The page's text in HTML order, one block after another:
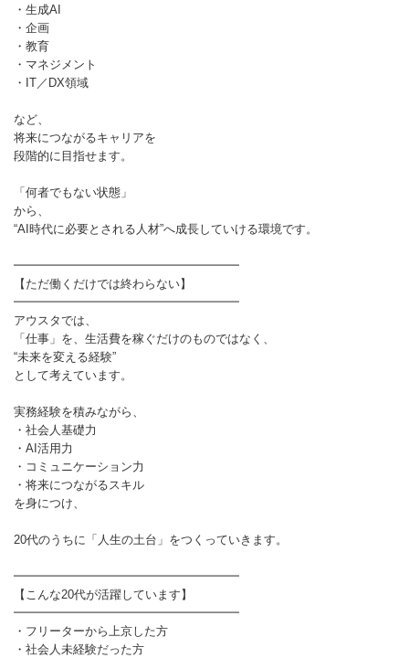
・生成AI
・企画
・教育
・マネジメント
・IT／DX領域
など、
将来につながるキャリアを
段階的に目指せます。
「何者でもない状態」
から、
“AI時代に必要とされる人材”へ成長していける環境です。
━━━━━━━━━━━━━━━━━━━
【ただ働くだけでは終わらない】
━━━━━━━━━━━━━━━━━━━
アウスタでは、
「仕事」を、生活費を稼ぐだけのものではなく、
“未来を変える経験”
として考えています。
実務経験を積みながら、
・社会人基礎力
・AI活用力
・コミュニケーション力
・将来につながるスキル
を身につけ、
20代のうちに「人生の土台」をつくっていきます。
━━━━━━━━━━━━━━━━━━━
【こんな20代が活躍しています】
━━━━━━━━━━━━━━━━━━━
・フリーターから上京した方
・社会人未経験だった方